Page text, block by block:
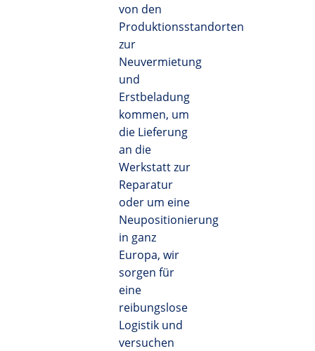
von den
Produktionsstandorten
zur
Neuvermietung
und
Erstbeladung
kommen, um
die Lieferung
an die
Werkstatt zur
Reparatur
oder um eine
Neupositionierung
in ganz
Europa, wir
sorgen für
eine
reibungslose
Logistik und
versuchen